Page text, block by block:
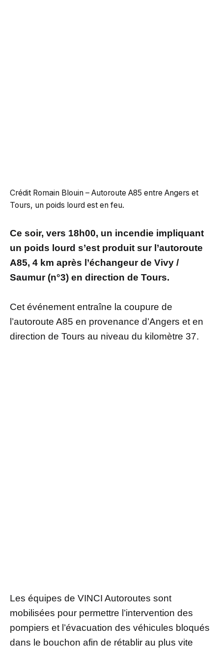
Crédit Romain Blouin – Autoroute A85 entre Angers et
Tours, un poids lourd est en feu.
Ce soir, vers 18h00, un incendie impliquant
un poids lourd s’est produit sur l’autoroute
A85, 4 km après l’échangeur de Vivy /
Saumur (n°3) en direction de Tours.
Cet événement entraîne la coupure de
l’autoroute A85 en provenance d’Angers et en
direction de Tours au niveau du kilomètre 37.
Les équipes de VINCI Autoroutes sont
mobilisées pour permettre l’intervention des
pompiers et l’évacuation des véhicules bloqués
dans le bouchon afin de rétablir au plus vite